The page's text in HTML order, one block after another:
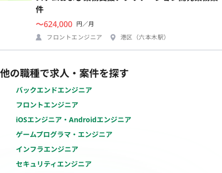
件
〜624,000 円／月
フロントエンジニア
港区（六本木駅）
他の職種で求人・案件を探す
バックエンドエンジニア
フロントエンジニア
iOSエンジニア・Androidエンジニア
ゲームプログラマ・エンジニア
インフラエンジニア
セキュリティエンジニア